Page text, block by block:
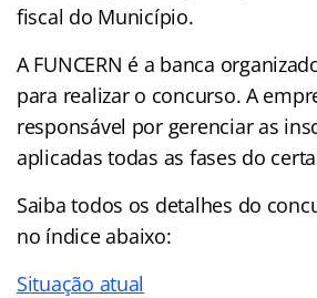
fiscal do Município.
A FUNCERN é a banca
para realizar o concurso. A
responsável por gerenciar as
aplicadas todas as fases do
Saiba todos os detalhes do
no índice abaixo:
Situação atual